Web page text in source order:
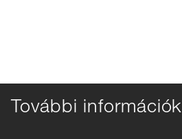
További információk